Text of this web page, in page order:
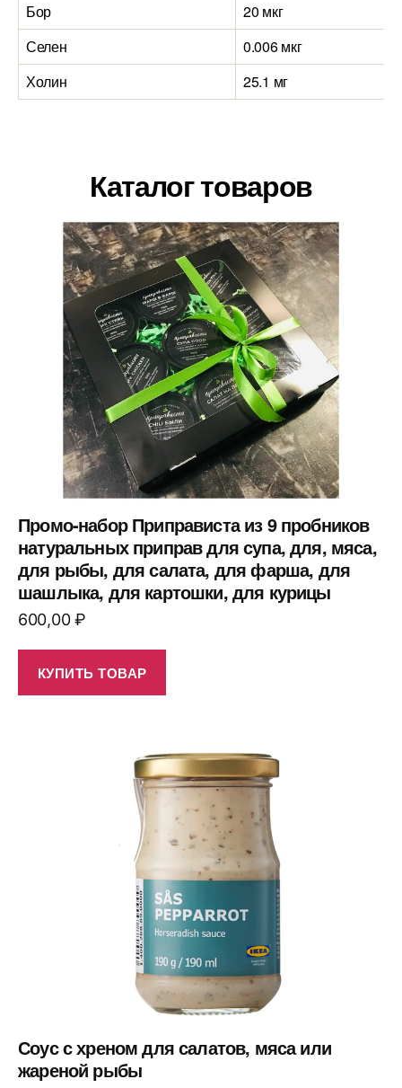
Бор
20 мкг
Селен
0.006 мкг
Холин
25.1 мг
Каталог товаров
Промо-набор Приправиста из 9 пробников
натуральных приправ для супа, для, мяса,
для рыбы, для салата, для фарша, для
шашлыка, для картошки, для курицы
600,00₽
КУПИТЬ ТОВАР
Соус с хреном для салатов, мяса или
жареной рыбы